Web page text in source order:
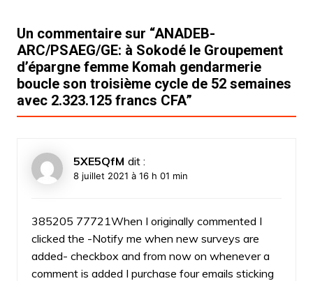
Un commentaire sur “ANADEB-
ARC/PSAEG/GE: à Sokodé le Groupement
d’épargne femme Komah gendarmerie
boucle son troisième cycle de 52 semaines
avec 2.323.125 francs CFA”
5XE5QfM dit :
8 juillet 2021 à 16 h 01 min
385205 77721When I originally commented I
clicked the -Notify me when new surveys are
added- checkbox and from now on whenever a
comment is added I purchase four emails sticking